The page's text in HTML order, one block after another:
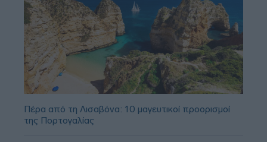
Πέρα από τη Λισαβόνα: 10 μαγευτικοί προορισμοί
της Πορτογαλίας